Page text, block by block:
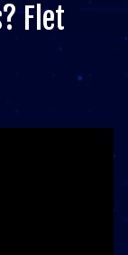
Flet